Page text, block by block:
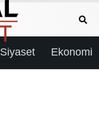
Siyaset Ekonomi